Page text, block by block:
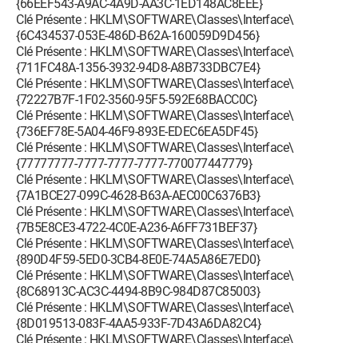
{66EEF543-A9AC-4A9D-AA3C-1ED148AC8EEE}
Clé Présente : HKLM\SOFTWARE\Classes\Interface\
{6C434537-053E-486D-B62A-160059D9D456}
Clé Présente : HKLM\SOFTWARE\Classes\Interface\
{711FC48A-1356-3932-94D8-A8B733DBC7E4}
Clé Présente : HKLM\SOFTWARE\Classes\Interface\
{72227B7F-1F02-3560-95F5-592E68BACC0C}
Clé Présente : HKLM\SOFTWARE\Classes\Interface\
{736EF78E-5A04-46F9-893E-EDEC6EA5DF45}
Clé Présente : HKLM\SOFTWARE\Classes\Interface\
{77777777-7777-7777-7777-770077447779}
Clé Présente : HKLM\SOFTWARE\Classes\Interface\
{7A1BCE27-099C-4628-B63A-AEC00C6376B3}
Clé Présente : HKLM\SOFTWARE\Classes\Interface\
{7B5E8CE3-4722-4C0E-A236-A6FF731BEF37}
Clé Présente : HKLM\SOFTWARE\Classes\Interface\
{890D4F59-5ED0-3CB4-8E0E-74A5A86E7ED0}
Clé Présente : HKLM\SOFTWARE\Classes\Interface\
{8C68913C-AC3C-4494-8B9C-984D87C85003}
Clé Présente : HKLM\SOFTWARE\Classes\Interface\
{8D019513-083F-4AA5-933F-7D43A6DA82C4}
Clé Présente : HKLM\SOFTWARE\Classes\Interface\